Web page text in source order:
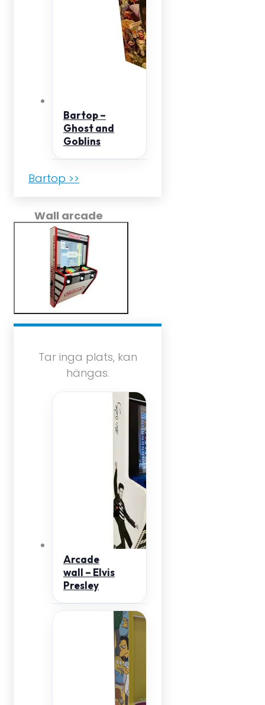
Bartop –
Ghost and
Goblins
Bartop >>
Wall arcade
Tar inga plats, kan
hängas.
Arcade
wall – Elvis
Presley